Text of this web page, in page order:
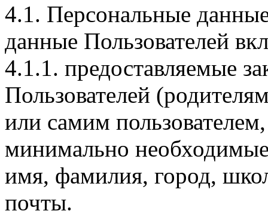
4.1. Персональные
данные Пользователей
4.1.1. предоставляемые
Пользователей
или самим
минимально
имя, фамилия, город,
почты.